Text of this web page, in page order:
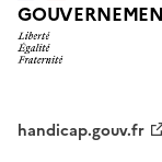
handicap.gouv.fr